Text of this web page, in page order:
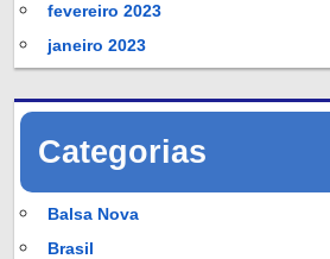
fevereiro 2023
janeiro 2023
Categorias
Balsa Nova
Brasil